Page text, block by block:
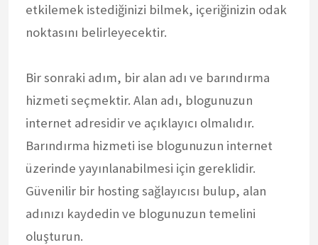
etkilemek istediğinizi bilmek, içeriğinizin odak
noktasını belirleyecektir.
Bir sonraki adım, bir alan adı ve barındırma
hizmeti seçmektir. Alan adı, blogunuzun
internet adresidir ve açıklayıcı olmalıdır.
Barındırma hizmeti ise blogunuzun internet
üzerinde yayınlanabilmesi için gereklidir.
Güvenilir bir hosting sağlayıcısı bulup, alan
adınızı kaydedin ve blogunuzun temelini
oluşturun.